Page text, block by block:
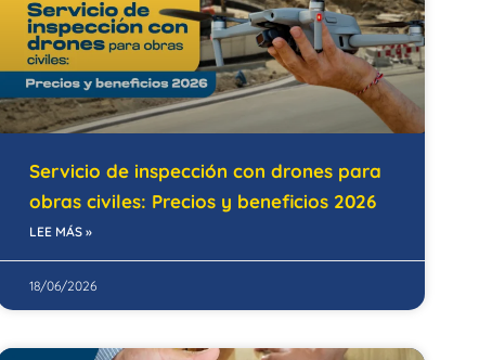
Servicio de inspección con drones para
obras civiles: Precios y beneficios 2026
LEE MÁS »
18/06/2026